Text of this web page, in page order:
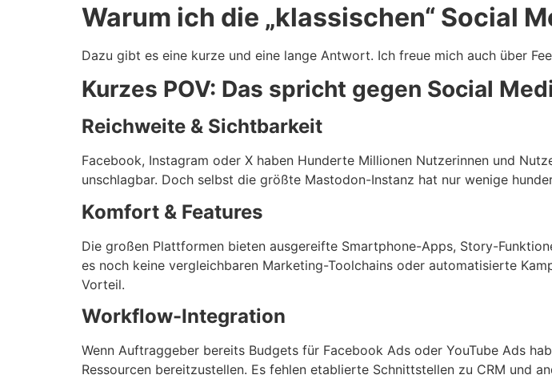
Warum ich die „klassischen“ Social
Dazu gibt es eine kurze und eine lange Antwort. Ich freue mich auch über
Kurzes POV: Das spricht gegen Social
Reichweite & Sichtbarkeit
Facebook, Instagram oder X haben Hunderte Millionen Nutzerinnen und
unschlagbar. Doch selbst die größte Mastodon-Instanz hat nur wenige
Komfort & Features
Die großen Plattformen bieten ausgereifte Smartphone-Apps, Story-
es noch keine vergleichbaren Marketing-Toolchains oder automatisierte
Vorteil.
Workflow-Integration
Wenn Auftraggeber bereits Budgets für Facebook Ads oder YouTube Ads
Ressourcen bereitzustellen. Es fehlen etablierte Schnittstellen zu CRM und